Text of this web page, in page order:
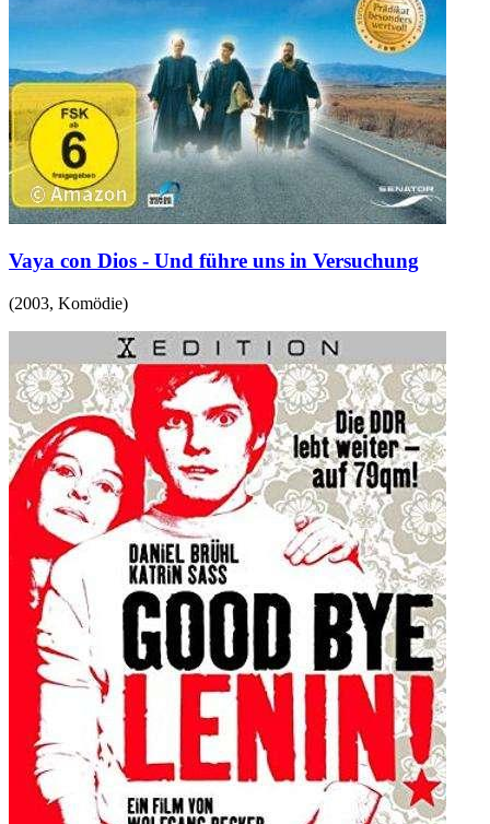
Vaya con Dios - Und führe uns in Versuchung
(2003, Komödie)